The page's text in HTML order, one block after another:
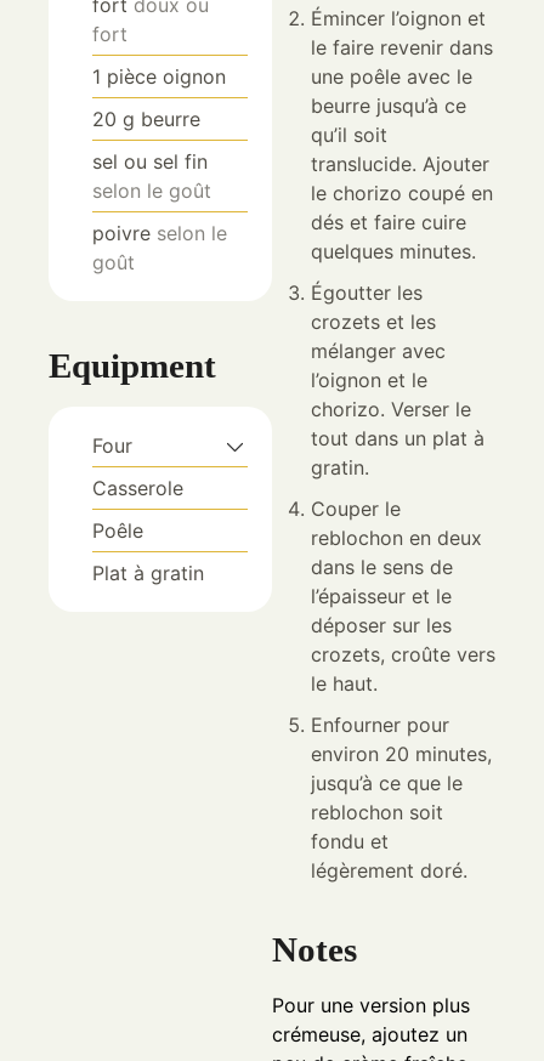
fort doux ou
fort
1 pièce oignon
20 g beurre
sel ou sel fin
selon le goût
poivre selon le
goût
Equipment
Four
Casserole
Poêle
Plat à gratin
Émincer l’oignon et
le faire revenir dans
une poêle avec le
beurre jusqu’à ce
qu’il soit
translucide. Ajouter
le chorizo coupé en
dés et faire cuire
quelques minutes.
Égoutter les
crozets et les
mélanger avec
l’oignon et le
chorizo. Verser le
tout dans un plat à
gratin.
Couper le
reblochon en deux
dans le sens de
l’épaisseur et le
déposer sur les
crozets, croûte vers
le haut.
Enfourner pour
environ 20 minutes,
jusqu’à ce que le
reblochon soit
fondu et
légèrement doré.
Notes
Pour une version plus
crémeuse, ajoutez un